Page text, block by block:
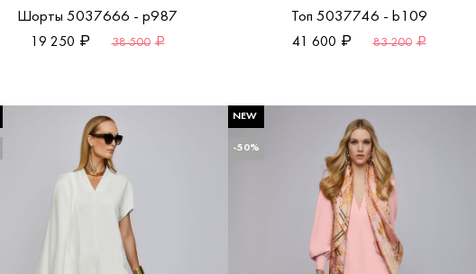
Шорты 5037666 - p987
19 250
38 500
Топ 5037746 - b109
41 600
83 200
NEW
-50%